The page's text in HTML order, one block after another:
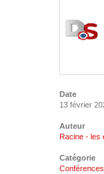
Date
13 février
Auteur
Racine - les
Catégorie
Conférences